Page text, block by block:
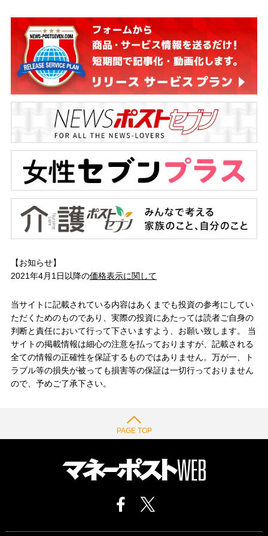
【お知らせ】
2021年4月1日以降の価格表示に関して
当サイトに記載されている内容はあくまでも投資の参考にしてい
ただくためのものであり、実際の投資にあたっては読者ご自身の
判断と責任において行って下さいますよう、お願い致します。 当
サイトの掲載情報は細心の注意を払っておりますが、記載される
全ての情報の正確性を保証するものではありません。万が一、ト
ラブル等の損失が被っても損害等の保証は一切行っておりません
ので、予めご了承下さい。
PAGE TOP